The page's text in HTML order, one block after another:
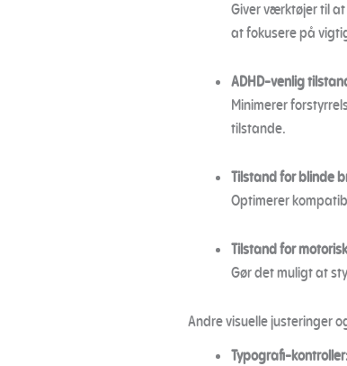
Giver værktøjer til
at fokusere på
ADHD-venlig
Minimerer
tilstande.
Tilstand for blinde
Optimerer
Tilstand for
Gør det muligt at
Andre visuelle justeringer
Typografi-